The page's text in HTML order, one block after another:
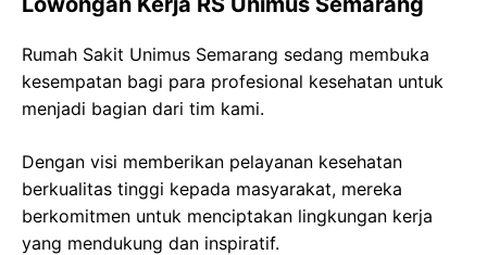
Rumah Sakit Unimus Semarang sedang membuka
kesempatan bagi para profesional kesehatan untuk
menjadi bagian dari tim kami.
Dengan visi memberikan pelayanan kesehatan
berkualitas tinggi kepada masyarakat, mereka
berkomitmen untuk menciptakan lingkungan kerja
yang mendukung dan inspiratif.